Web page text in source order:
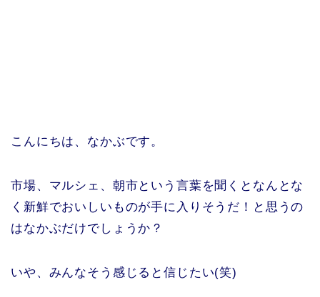
こんにちは、なかぶです。
市場、マルシェ、朝市という言葉を聞くとなんとな
く新鮮でおいしいものが手に入りそうだ！と思うの
はなかぶだけでしょうか？
いや、みんなそう感じると信じたい(笑)